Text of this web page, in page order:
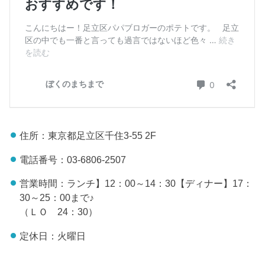
住所：東京都足立区千住3-55 2F
電話番号：03-6806-2507
営業時間：ランチ】12：00～14：30【ディナー】17：
30～25：00まで♪
（ＬＯ 24：30）
定休日：火曜日